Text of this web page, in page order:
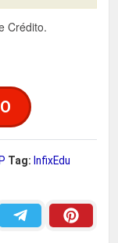
Crédito.
Tag: InfixEdu